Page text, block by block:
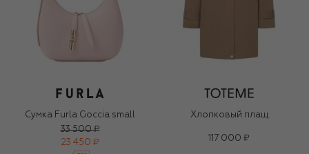
Сумка Furla Goccia small
33 500 ₽
23 450 ₽
Хлопковый плащ
117 000 ₽